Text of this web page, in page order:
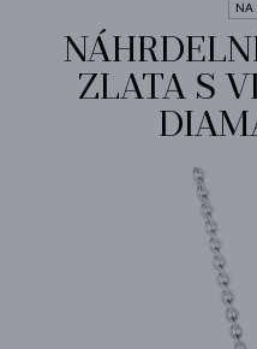
NA
ZLATA S